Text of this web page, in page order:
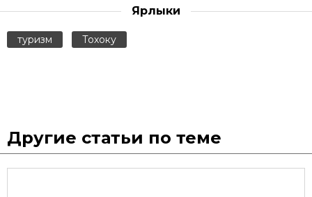
Ярлыки
туризм Тохоку
Другие статьи по теме